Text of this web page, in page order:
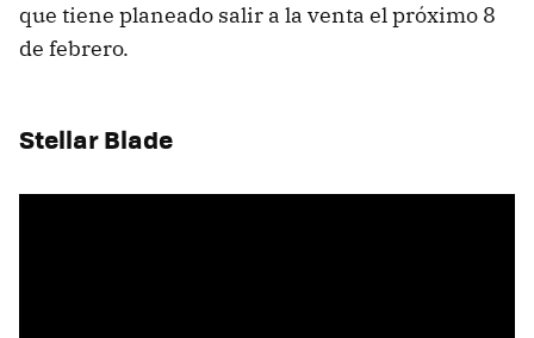
que tiene planeado salir a la venta el próximo 8
de febrero.
Stellar Blade